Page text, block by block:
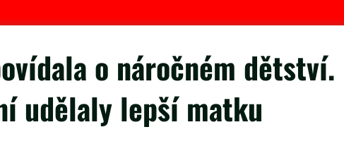
o náročném dětství.
udělaly lepší matku